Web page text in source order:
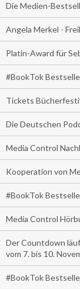
Die Medien-
Angela Merkel -
Platin-Award für
#BookTok
Tickets
Die Deutschen
Media Control
Kooperation von
#BookTok
Media Control
Der Countdown
vom 7. bis 10.
#BookTok